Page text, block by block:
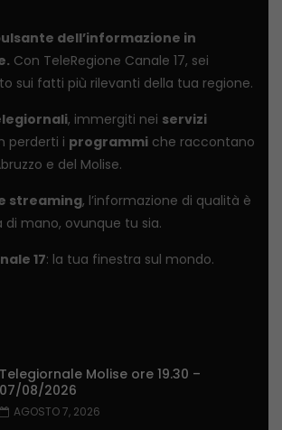
dell’informazione in
Con TeleRegione Canale 17, sei
sui fatti più rilevanti della tua regione.
, immergiti nei servizi
perderti i programmi che raccontano
e del Molise.
streaming, l’informazione di qualità è
mano, ovunque tu sia.
17: la tua finestra sul mondo.
Telegiornale Molise ore 19.30 –
07/08/2026
AGOSTO 7, 2026